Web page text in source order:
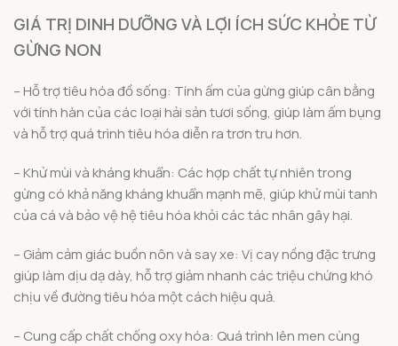
GIÁ TRỊ DINH DƯỠNG VÀ LỢI ÍCH SỨC KHỎE TỪ
GỪNG NON
– Hỗ trợ tiêu hóa đồ sống: Tính ấm của gừng giúp cân bằng
với tính hàn của các loại hải sản tươi sống, giúp làm ấm bụng
và hỗ trợ quá trình tiêu hóa diễn ra trơn tru hơn.
– Khử mùi và kháng khuẩn: Các hợp chất tự nhiên trong
gừng có khả năng kháng khuẩn mạnh mẽ, giúp khử mùi tanh
của cá và bảo vệ hệ tiêu hóa khỏi các tác nhân gây hại.
– Giảm cảm giác buồn nôn và say xe: Vị cay nồng đặc trưng
giúp làm dịu dạ dày, hỗ trợ giảm nhanh các triệu chứng khó
chịu về đường tiêu hóa một cách hiệu quả.
– Cung cấp chất chống oxy hóa: Quá trình lên men cùng